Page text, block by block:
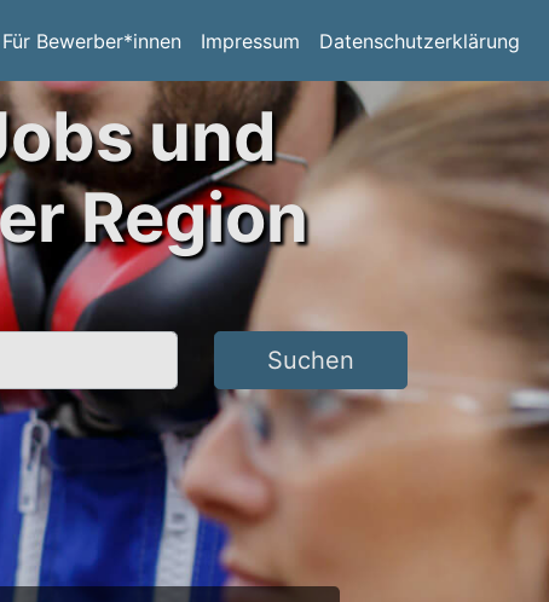
Für Bewerber*innen Impressum Datenschutzerklärung
und
Region
Suchen